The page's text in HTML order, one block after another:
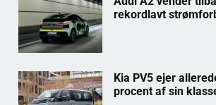
rekordlavt
Kia PV5 ejer
procent af sin